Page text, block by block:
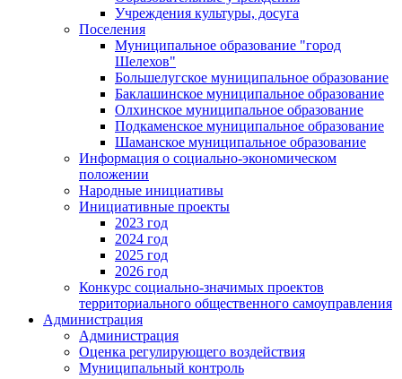
Учреждения культуры, досуга
Поселения
Муниципальное образование "город
Шелехов"
Большелугское муниципальное образование
Баклашинское муниципальное образование
Олхинское муниципальное образование
Подкаменское муниципальное образование
Шаманское муниципальное образование
Информация о социально-экономическом
положении
Народные инициативы
Инициативные проекты
2023 год
2024 год
2025 год
2026 год
Конкурс социально-значимых проектов
территориального общественного самоуправления
Администрация
Администрация
Оценка регулирующего воздействия
Муниципальный контроль